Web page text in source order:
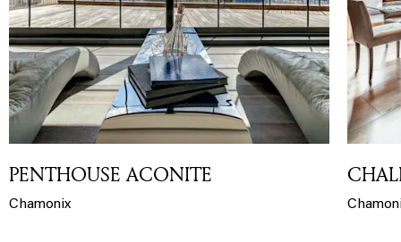
PENTHOUSE ACONITE
Chamonix